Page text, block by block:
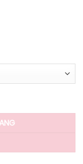
Titanium Wanita